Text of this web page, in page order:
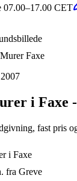
07.00–17.00 CET
Murer Faxe
i Faxe
fast pris
i Faxe
fra Greve